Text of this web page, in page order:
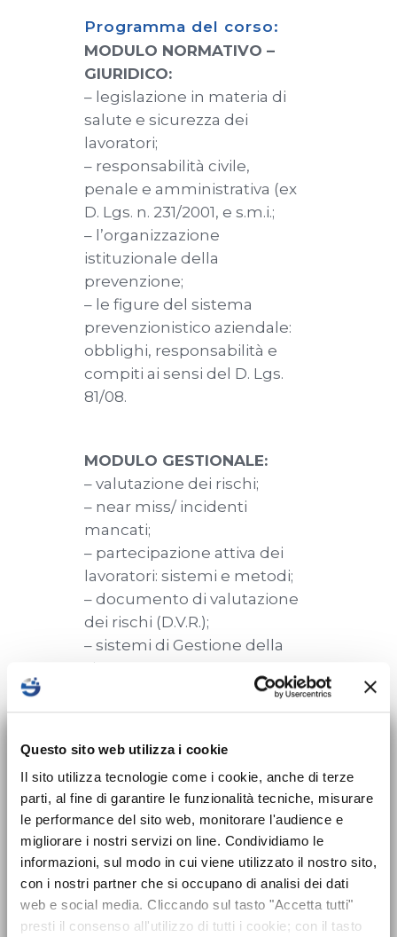
Questo sito web utilizza i cookie
Il sito utilizza tecnologie come i cookie, anche di terze
parti, al fine di garantire le funzionalità tecniche, misurare
le performance del sito web, monitorare l'audience e
migliorare i nostri servizi on line. Condividiamo le
informazioni, sul modo in cui viene utilizzato il nostro sito,
con i nostri partner che si occupano di analisi dei dati
web e social media. Cliccando sul tasto "Accetta tutti"
presti il consenso all'utilizzo di tutti i cookie; con il tasto
Programma del corso:
MODULO NORMATIVO –
GIURIDICO:
– legislazione in materia di
salute e sicurezza dei
lavoratori;
– responsabilità civile,
penale e amministrativa (ex
D. Lgs. n. 231/2001, e s.m.i.;
– l’organizzazione
istituzionale della
prevenzione;
– le figure del sistema
prevenzionistico aziendale:
obblighi, responsabilità e
compiti ai sensi del D. Lgs.
81/08.
MODULO GESTIONALE:
– valutazione dei rischi;
– near miss/ incidenti
mancati;
– partecipazione attiva dei
lavoratori: sistemi e metodi;
– documento di valutazione
dei rischi (D.V.R.);
– sistemi di Gestione della
sicurezza;
contratti di appalto o
– documento unico di
valutazione dei rischi di
interferenza (D.U.V.R.I.);
– sistema di gestione delle
emergenze (antincendio e
primo soccorso).
Nuovo corso sulla
sicurezza per Datori
di Lavoro disponibile!
Dal 24 maggio 2025 entra in vigore
l’obbligo formativo previsto dal nuovo
Accordo Stato-Regioni 2025 che introduce
il corso di formazione sicurezzaper tutti i